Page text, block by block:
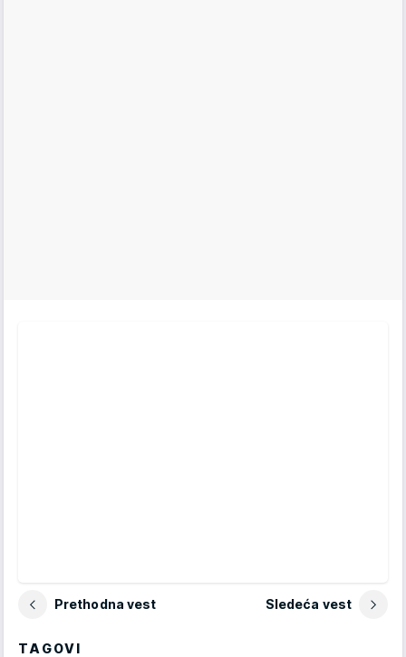
Prethodna vest Sledeća vest
TAGOVI